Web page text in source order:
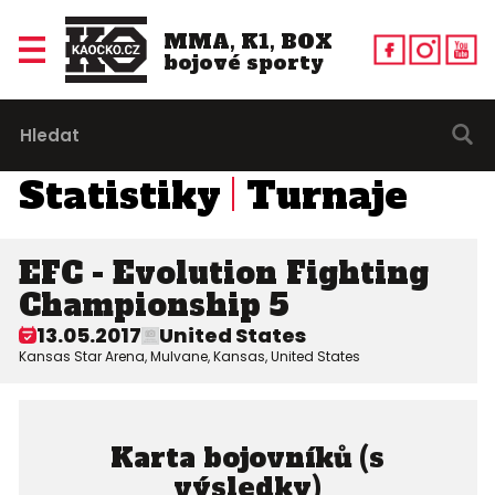
MMA, K1, BOX
bojové sporty
Statistiky Turnaje
EFC - Evolution Fighting
Championship 5
13.05.2017 United States
Kansas Star Arena, Mulvane, Kansas, United States
Karta bojovníků (s